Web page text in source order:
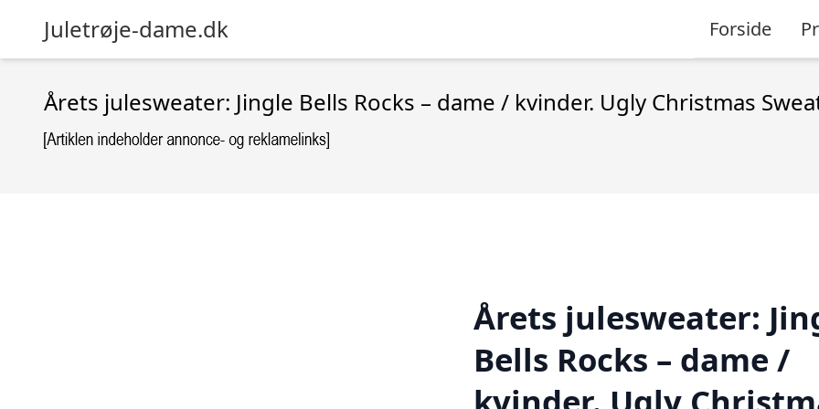
Juletrøje-dame.dk Forside
Årets julesweater: Jingle Bells Rocks – dame / kvinder. Ugly Christmas
Årets julesweater:
Bells Rocks – dame /